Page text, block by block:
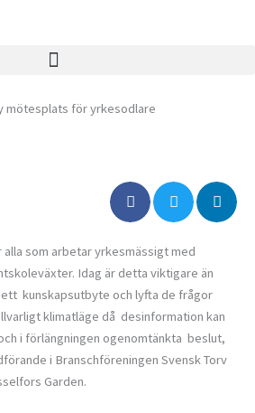
mötesplats för yrkesodlare
som arbetar yrkesmässigt med
Idag är detta viktigare än
ett kunskapsutbyte och lyfta de frågor
klimatläge då desinformation kan
i förlängningen ogenomtänkta beslut,
i Branschföreningen Svensk Torv
Garden.